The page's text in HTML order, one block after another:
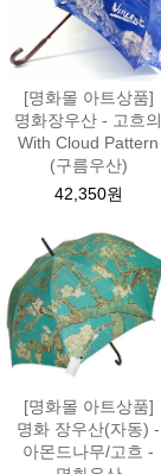
[명화몰 아트상품]
명화장우산 - 고흐의
With Cloud Pattern
(구름우산)
42,350원
[명화몰 아트상품]
명화 장우산(자동) -
아몬드나무/고흐 -